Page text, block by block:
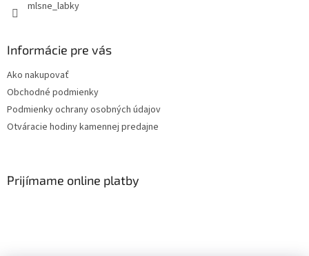
mlsne_labky
Informácie pre vás
Ako nakupovať
Obchodné podmienky
Podmienky ochrany osobných údajov
Otváracie hodiny kamennej predajne
Prijímame online platby